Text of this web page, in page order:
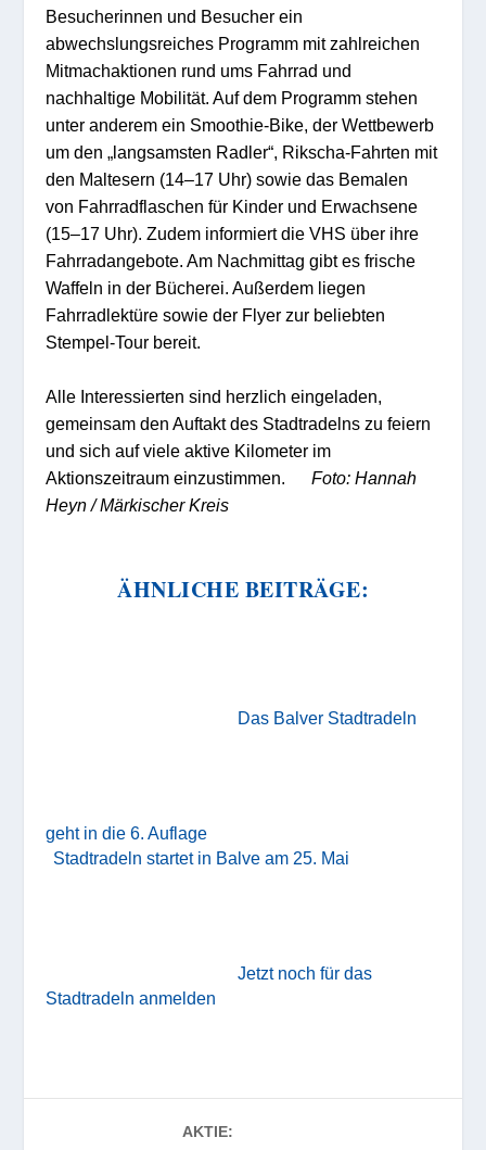
Besucherinnen und Besucher ein
abwechslungsreiches Programm mit zahlreichen
Mitmachaktionen rund ums Fahrrad und
nachhaltige Mobilität. Auf dem Programm stehen
unter anderem ein Smoothie-Bike, der Wettbewerb
um den „langsamsten Radler“, Rikscha-Fahrten mit
den Maltesern (14–17 Uhr) sowie das Bemalen
von Fahrradflaschen für Kinder und Erwachsene
(15–17 Uhr). Zudem informiert die VHS über ihre
Fahrradangebote. Am Nachmittag gibt es frische
Waffeln in der Bücherei. Außerdem liegen
Fahrradlektüre sowie der Flyer zur beliebten
Stempel-Tour bereit.
Alle Interessierten sind herzlich eingeladen,
gemeinsam den Auftakt des Stadtradelns zu feiern
und sich auf viele aktive Kilometer im
Aktionszeitraum einzustimmen.Foto: Hannah
Heyn / Märkischer Kreis
ÄHNLICHE BEITRÄGE:
Das Balver Stadtradeln
geht in die 6. Auflage
Stadtradeln startet in Balve am 25. Mai
Jetzt noch für das
Stadtradeln anmelden
AKTIE: